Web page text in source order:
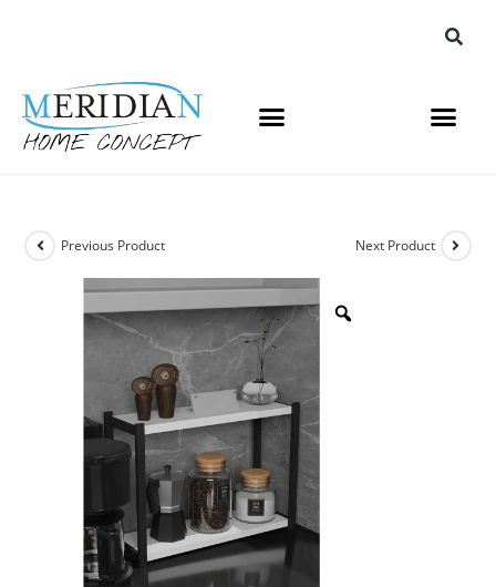
Previous Product Next Product